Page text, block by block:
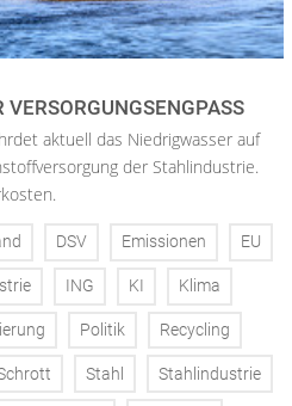
aktuell das Niedrigwasser auf
der Stahlindustrie.
DSV Emissionen EU
ING KI Klima
Politik Recycling
Stahl Stahlindustrie